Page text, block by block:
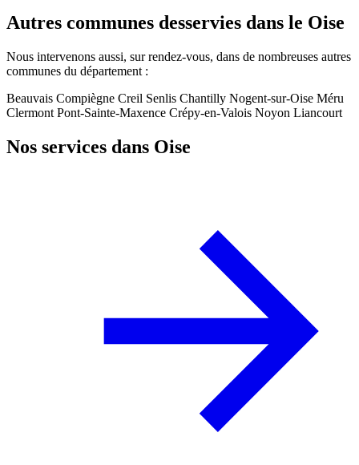
Autres communes desservies dans le Oise
Nous intervenons aussi, sur rendez-vous, dans de nombreuses autres
communes du département :
Beauvais Compiègne Creil Senlis Chantilly Nogent-sur-Oise Méru
Clermont Pont-Sainte-Maxence Crépy-en-Valois Noyon Liancourt
Nos services dans Oise